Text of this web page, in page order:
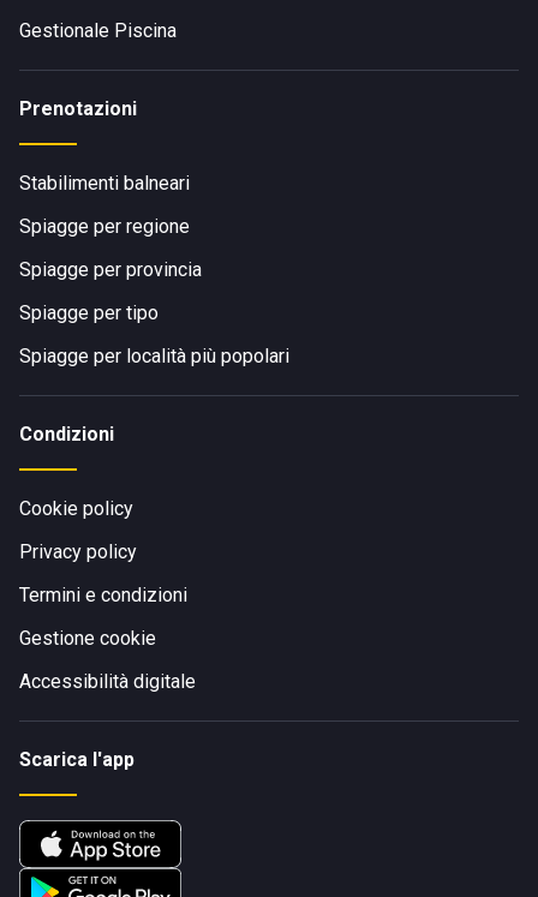
Gestionale Piscina
Prenotazioni
Stabilimenti balneari
Spiagge per regione
Spiagge per provincia
Spiagge per tipo
Spiagge per località più popolari
Condizioni
Cookie policy
Privacy policy
Termini e condizioni
Gestione cookie
Accessibilità digitale
Scarica l'app